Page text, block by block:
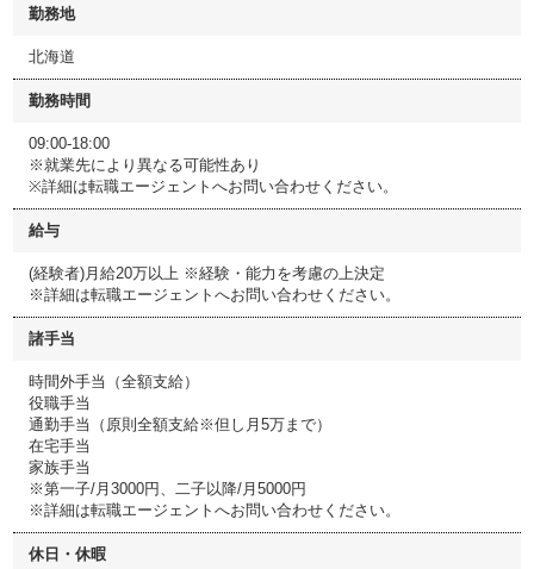
勤務地
北海道
勤務時間
09:00-18:00
※就業先により異なる可能性あり
※詳細は転職エージェントへお問い合わせください。
給与
(経験者)月給20万以上 ※経験・能力を考慮の上決定
※詳細は転職エージェントへお問い合わせください。
諸手当
時間外手当（全額支給）
役職手当
通勤手当（原則全額支給※但し月5万まで）
在宅手当
家族手当
※第一子/月3000円、二子以降/月5000円
※詳細は転職エージェントへお問い合わせください。
休日・休暇